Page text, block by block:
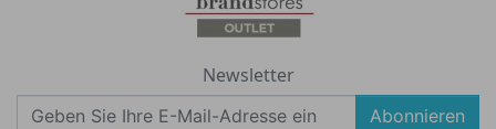
Newsletter
Abonnieren